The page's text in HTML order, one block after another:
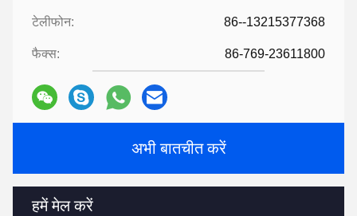
टेलीफोन: 86--13215377368
फैक्स: 86-769-23611800
अभी बातचीत करें
हमें मेल करें